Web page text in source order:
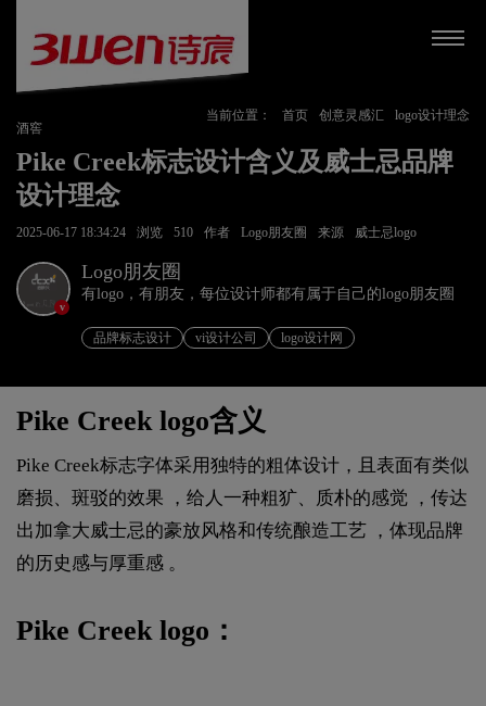
当前位置： 首页 创意灵感汇
logo设计理念
酒窖
Pike Creek标志设计含义及威士忌品牌
设计理念
2025-06-17 18:34:24 浏览 510 作者 Logo朋友圈 来源 威士忌logo
v
Logo朋友圈
有logo，有朋友，每位设计师都有属于自己的logo朋友圈
品牌标志设计 vi设计公司 logo设计网
Pike Creek logo含义
Pike Creek标志字体采用独特的粗体设计，且表面有类似
磨损、斑驳的效果 ，给人一种粗犷、质朴的感觉 ，传达
出加拿大威士忌的豪放风格和传统酿造工艺 ，体现品牌
的历史感与厚重感 。
Pike Creek logo：